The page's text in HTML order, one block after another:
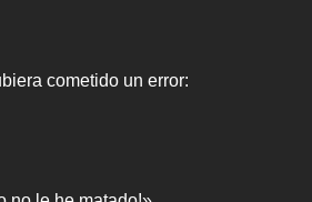
cometido un error: